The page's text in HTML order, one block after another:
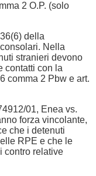
2 O.P. (solo
della
Nella
stranieri devono
contatti con la
comma 2 Pbw e art.
01, Enea vs.
forza vincolante,
che i detenuti
RPE e che le
contro relative